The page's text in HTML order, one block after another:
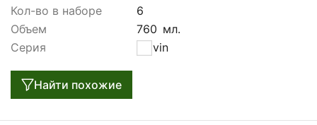
Кол-во в наборе
6
Объем
760 мл.
Серия
Le vin
Найти похожие